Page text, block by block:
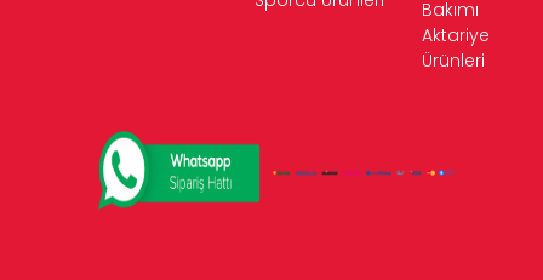
Bakımı
Aktariye
Ürünleri